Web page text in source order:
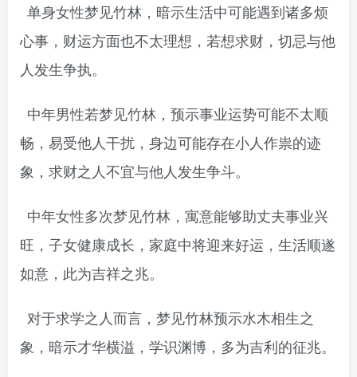
单身女性梦见竹林，暗示生活中可能遇到诸多烦
心事，财运方面也不太理想，若想求财，切忌与他
人发生争执。
中年男性若梦见竹林，预示事业运势可能不太顺
畅，易受他人干扰，身边可能存在小人作祟的迹
象，求财之人不宜与他人发生争斗。
中年女性多次梦见竹林，寓意能够助丈夫事业兴
旺，子女健康成长，家庭中将迎来好运，生活顺遂
如意，此为吉祥之兆。
对于求学之人而言，梦见竹林预示水木相生之
象，暗示才华横溢，学识渊博，多为吉利的征兆。